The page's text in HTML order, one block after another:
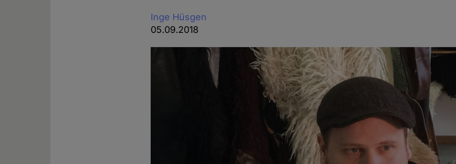
Inge Hüsgen
05.09.2018